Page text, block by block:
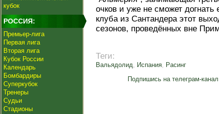
кубок
РОССИЯ:
Премьер-лига
Первая лига
Вторая лига
Кубок России
Календарь
Бомбардиры
Суперкубок
Тренеры
Судьи
Стадионы
очков и уже не сможет
клуба из Сантандера этот
сезонов, проведённых вне
Теги:
Вальядолид, Испания, Расинг
Подпишись на телеграм-